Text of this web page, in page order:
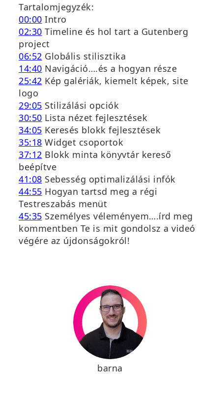
Tartalomjegyzék:
00:00 Intro
02:30 Timeline és hol tart a Gutenberg
project
06:52 Globális stilisztika
14:40 Navigáció….és a hogyan része
25:42 Kép galériák, kiemelt képek, site
logo
29:05 Stilizálási opciók
30:50 Lista nézet fejlesztések
34:05 Keresés blokk fejlesztések
35:18 Widget csoportok
37:12 Blokk minta könyvtár kereső
beépítve
41:08 Sebesség optimalizálási infók
44:55 Hogyan tartsd meg a régi
Testreszabás menüt
45:35 Személyes véleményem….írd meg
kommentben Te is mit gondolsz a videó
végére az újdonságokról!
barna